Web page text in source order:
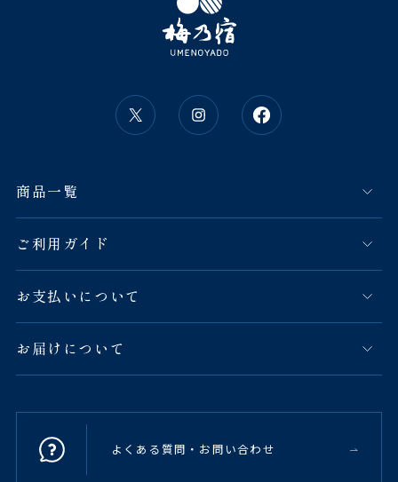
商品一覧
ご利用ガイド
お支払いについて
お届けについて
よくある質問・お問い合わせ